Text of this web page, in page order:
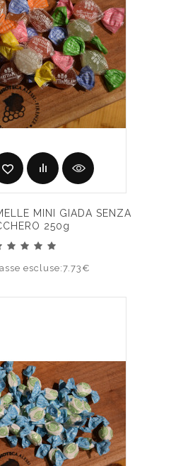
MINI GIADA SENZA
250g
escluse:7.73€